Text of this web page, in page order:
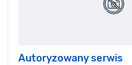
Autoryzowany serwis